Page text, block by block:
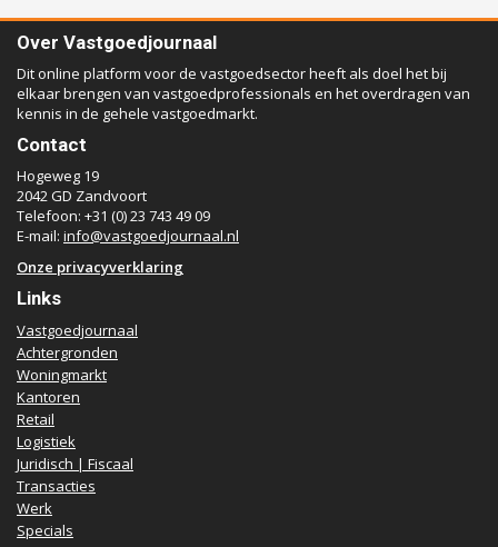
Over Vastgoedjournaal
Dit online platform voor de vastgoedsector heeft als doel het bij
elkaar brengen van vastgoedprofessionals en het overdragen van
kennis in de gehele vastgoedmarkt.
Contact
Hogeweg 19
2042 GD Zandvoort
Telefoon: +31 (0) 23 743 49 09
E-mail: info@vastgoedjournaal.nl
Onze privacyverklaring
Links
Vastgoedjournaal
Achtergronden
Woningmarkt
Kantoren
Retail
Logistiek
Juridisch | Fiscaal
Transacties
Werk
Specials